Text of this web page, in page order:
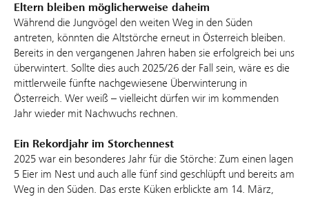
Eltern bleiben möglicherweise daheim
Während die Jungvögel den weiten Weg in den Süden
antreten, könnten die Altstörche erneut in Österreich bleiben.
Bereits in den vergangenen Jahren haben sie erfolgreich bei uns
überwintert. Sollte dies auch 2025/26 der Fall sein, wäre es die
mittlerweile fünfte nachgewiesene Überwinterung in
Österreich. Wer weiß – vielleicht dürfen wir im kommenden
Jahr wieder mit Nachwuchs rechnen.
Ein Rekordjahr im Storchennest
2025 war ein besonderes Jahr für die Störche: Zum einen lagen
5 Eier im Nest und auch alle fünf sind geschlüpft und bereits am
Weg in den Süden. Das erste Küken erblickte am 14. März,